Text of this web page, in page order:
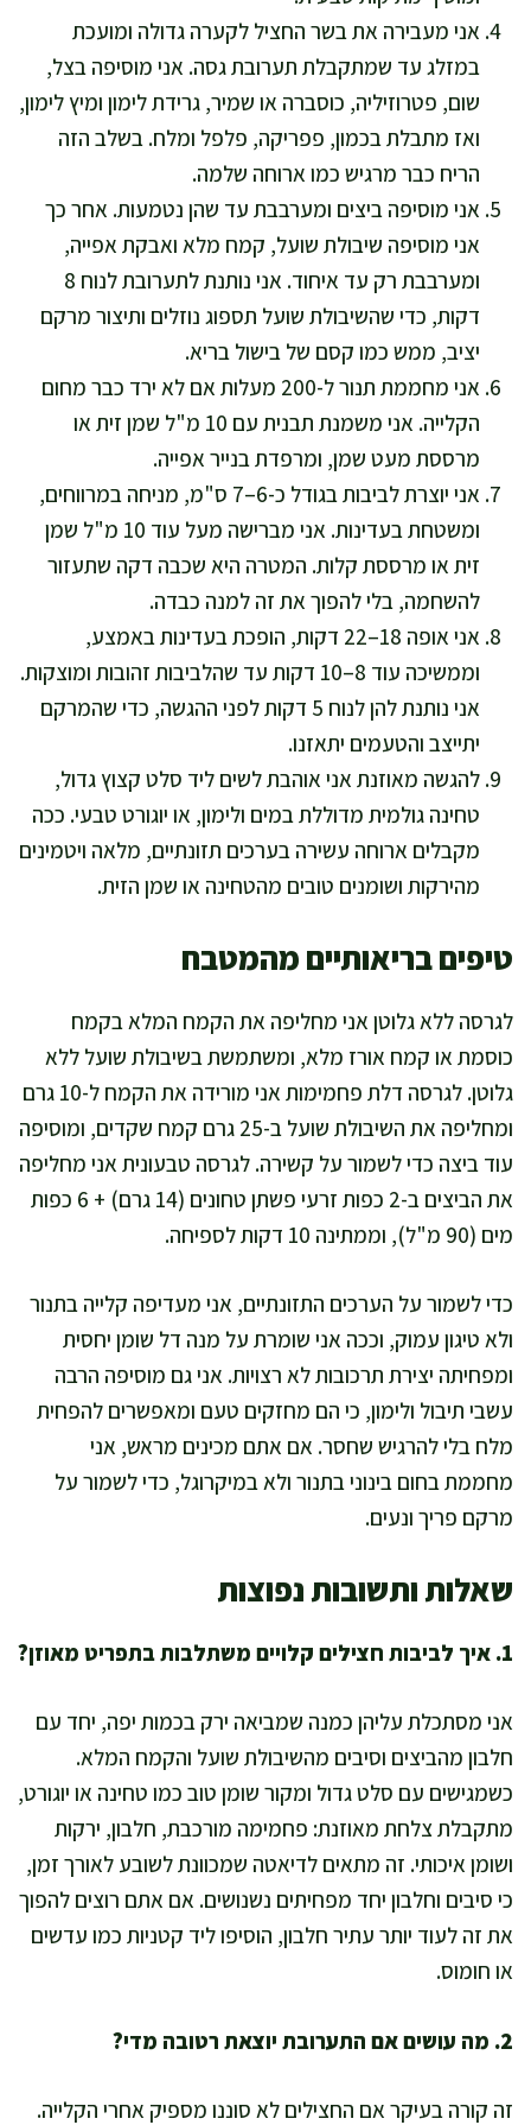
אני מעבירה את בשר החציל לקערה גדולה ומועכת
במזלג עד שמתקבלת תערובת גסה. אני מוסיפה בצל,
שום, פטרוזיליה, כוסברה או שמיר, גרידת לימון ומיץ לימון,
ואז מתבלת בכמון, פפריקה, פלפל ומלח. בשלב הזה
הריח כבר מרגיש כמו ארוחה שלמה.
אני מוסיפה ביצים ומערבבת עד שהן נטמעות. אחר כך
אני מוסיפה שיבולת שועל, קמח מלא ואבקת אפייה,
ומערבבת רק עד איחוד. אני נותנת לתערובת לנוח 8
דקות, כדי שהשיבולת שועל תספוג נוזלים ותיצור מרקם
יציב, ממש כמו קסם של בישול בריא.
אני מחממת תנור ל-200 מעלות אם לא ירד כבר מחום
הקלייה. אני משמנת תבנית עם 10 מ"ל שמן זית או
מרססת מעט שמן, ומרפדת בנייר אפייה.
אני יוצרת לביבות בגודל כ-6–7 ס"מ, מניחה במרווחים,
ומשטחת בעדינות. אני מברישה מעל עוד 10 מ"ל שמן
זית או מרססת קלות. המטרה היא שכבה דקה שתעזור
להשחמה, בלי להפוך את זה למנה כבדה.
אני אופה 18–22 דקות, הופכת בעדינות באמצע,
וממשיכה עוד 8–10 דקות עד שהלביבות זהובות ומוצקות.
אני נותנת להן לנוח 5 דקות לפני ההגשה, כדי שהמרקם
יתייצב והטעמים יתאזנו.
להגשה מאוזנת אני אוהבת לשים ליד סלט קצוץ גדול,
טחינה גולמית מדוללת במים ולימון, או יוגורט טבעי. ככה
מקבלים ארוחה עשירה בערכים תזונתיים, מלאה ויטמינים
מהירקות ושומנים טובים מהטחינה או שמן הזית.
טיפים בריאותיים מהמטבח
לגרסה ללא גלוטן אני מחליפה את הקמח המלא בקמח
כוסמת או קמח אורז מלא, ומשתמשת בשיבולת שועל ללא
גלוטן. לגרסה דלת פחמימות אני מורידה את הקמח ל-10 גרם
ומחליפה את השיבולת שועל ב-25 גרם קמח שקדים, ומוסיפה
עוד ביצה כדי לשמור על קשירה. לגרסה טבעונית אני מחליפה
את הביצים ב-2 כפות זרעי פשתן טחונים (14 גרם) + 6 כפות
מים (90 מ"ל), וממתינה 10 דקות לספיחה.
כדי לשמור על הערכים התזונתיים, אני מעדיפה קלייה בתנור
ולא טיגון עמוק, וככה אני שומרת על מנה דל שומן יחסית
ומפחיתה יצירת תרכובות לא רצויות. אני גם מוסיפה הרבה
עשבי תיבול ולימון, כי הם מחזקים טעם ומאפשרים להפחית
מלח בלי להרגיש שחסר. אם אתם מכינים מראש, אני
מחממת בחום בינוני בתנור ולא במיקרוגל, כדי לשמור על
מרקם פריך ונעים.
שאלות ותשובות נפוצות
1. איך לביבות חצילים קלויים משתלבות בתפריט מאוזן?
אני מסתכלת עליהן כמנה שמביאה ירק בכמות יפה, יחד עם
חלבון מהביצים וסיבים מהשיבולת שועל והקמח המלא.
כשמגישים עם סלט גדול ומקור שומן טוב כמו טחינה או יוגורט,
מתקבלת צלחת מאוזנת: פחמימה מורכבת, חלבון, ירקות
ושומן איכותי. זה מתאים לדיאטה שמכוונת לשובע לאורך זמן,
כי סיבים וחלבון יחד מפחיתים נשנושים. אם אתם רוצים להפוך
את זה לעוד יותר עתיר חלבון, הוסיפו ליד קטניות כמו עדשים
או חומוס.
2. מה עושים אם התערובת יוצאת רטובה מדי?
זה קורה בעיקר אם החצילים לא סוננו מספיק אחרי הקלייה.